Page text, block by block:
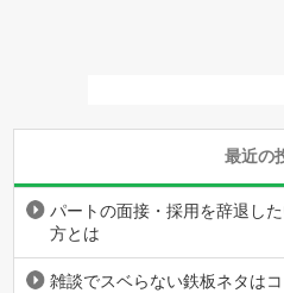
最近の
パートの面接・採用を辞退し
方とは
雑談でスベらない鉄板ネタは